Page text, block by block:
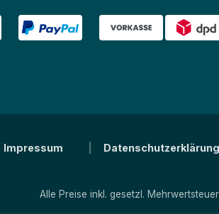
Impressum Datenschutzerklärung
Alle Preise inkl. gesetzl.